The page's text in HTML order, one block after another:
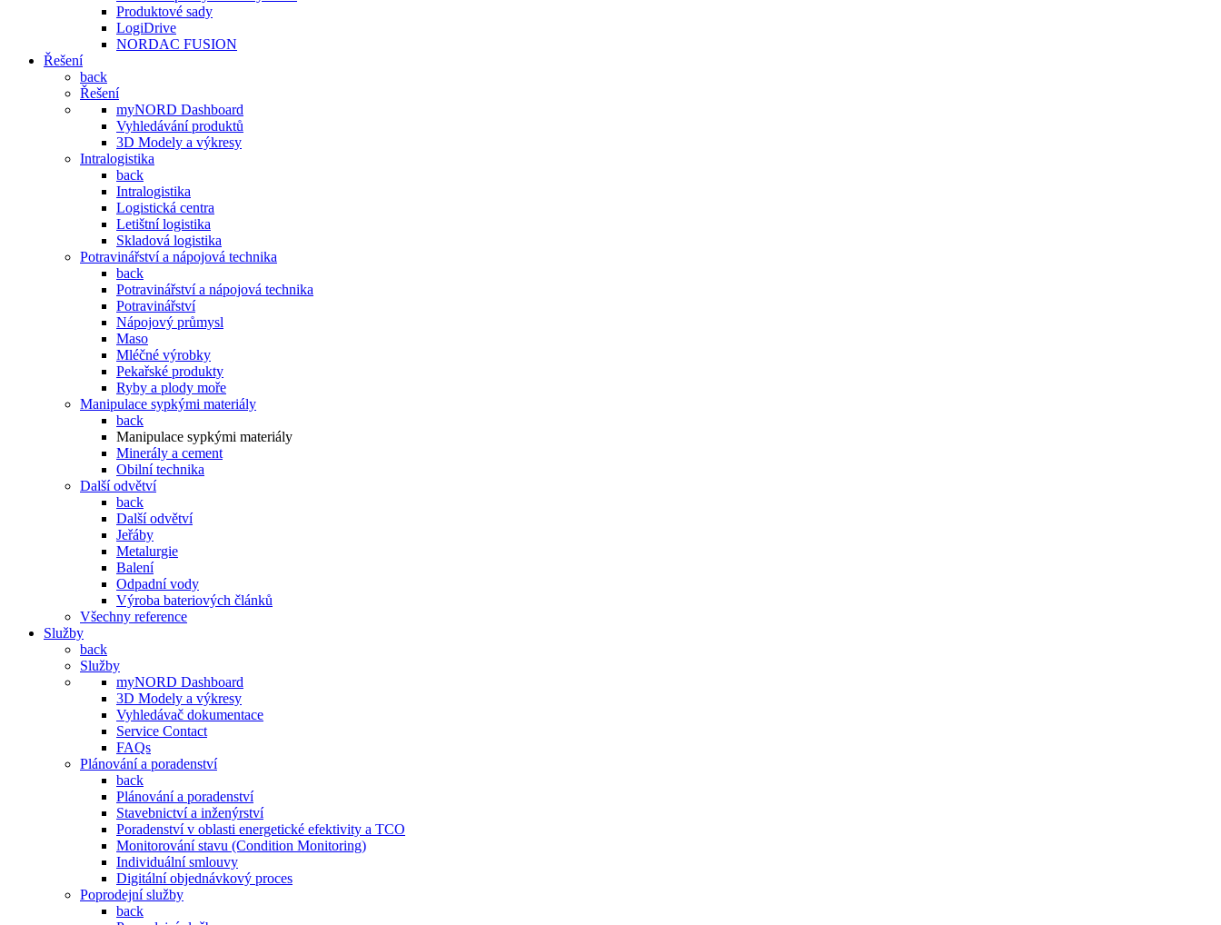
Produktové sady
LogiDrive
NORDAC FUSION
Řešení
back
Řešení
myNORD Dashboard
Vyhledávání produktů
3D Modely a výkresy
Intralogistika
back
Intralogistika
Logistická centra
Letištní logistika
Skladová logistika
Potravinářství a nápojová technika
back
Potravinářství a nápojová technika
Potravinářství
Nápojový průmysl
Maso
Mléčné výrobky
Pekařské produkty
Ryby a plody moře
Manipulace sypkými materiály
back
Manipulace sypkými materiály
Minerály a cement
Obilní technika
Další odvětví
back
Další odvětví
Jeřáby
Metalurgie
Balení
Odpadní vody
Výroba bateriových článků
Všechny reference
Služby
back
Služby
myNORD Dashboard
3D Modely a výkresy
Vyhledávač dokumentace
Service Contact
FAQs
Plánování a poradenství
back
Plánování a poradenství
Stavebnictví a inženýrství
Poradenství v oblasti energetické efektivity a TCO
Monitorování stavu (Condition Monitoring)
Individuální smlouvy
Digitální objednávkový proces
Poprodejní služby
back